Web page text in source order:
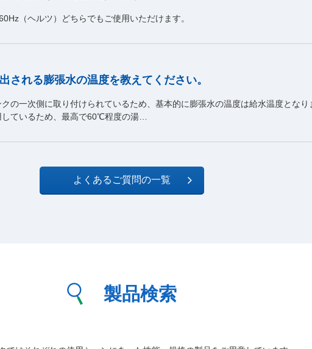
（ヘルツ）どちらでもご使用いただけます。
される膨張水の温度を教えてください。
の一次側に取り付けられているため、基本的に膨張水の温度は給水温度となり
ているため、最高で60℃程度の湯…
よくあるご質問の一覧
製品検索